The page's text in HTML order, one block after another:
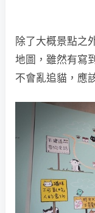
除了大概景點之
地圖，雖然有寫
不會亂追貓，應